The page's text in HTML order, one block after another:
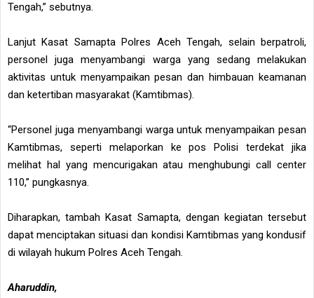
Tengah,” sebutnya.
Lanjut Kasat Samapta Polres Aceh Tengah, selain berpatroli,
personel juga menyambangi warga yang sedang melakukan
aktivitas untuk menyampaikan pesan dan himbauan keamanan
dan ketertiban masyarakat (Kamtibmas).
“Personel juga menyambangi warga untuk menyampaikan pesan
Kamtibmas, seperti melaporkan ke pos Polisi terdekat jika
melihat hal yang mencurigakan atau menghubungi call center
110,” pungkasnya.
Diharapkan, tambah Kasat Samapta, dengan kegiatan tersebut
dapat menciptakan situasi dan kondisi Kamtibmas yang kondusif
di wilayah hukum Polres Aceh Tengah.
Aharuddin,